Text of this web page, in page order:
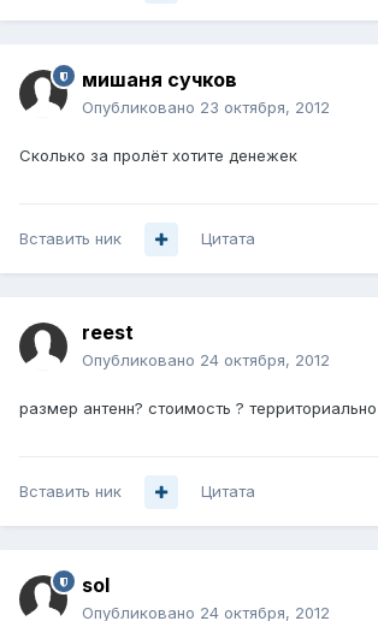
мишаня сучков
Опубликовано 23 октября, 2012
Сколько за пролёт хотите денежек
Вставить ник Цитата
reest
Опубликовано 24 октября, 2012
размер антенн? стоимость ?
Вставить ник Цитата
sol
Опубликовано 24 октября, 2012